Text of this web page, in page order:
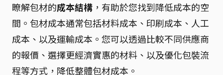
瞭解包材的成本結構 ，有助於您找到降低成本的空
間。包材成本通常包括材料成本、印刷成本、人工
成本、以及運輸成本。您可以透過比較不同供應商
的報價、選擇更經濟實惠的材料、以及優化包裝流
程等方式，降低整體包材成本。